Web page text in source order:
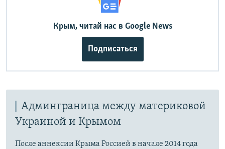
Крым, читай нас в Google News
Подписаться
Админграница между материковой
Украиной и Крымом
После аннексии Крыма Россией в начале 2014 года